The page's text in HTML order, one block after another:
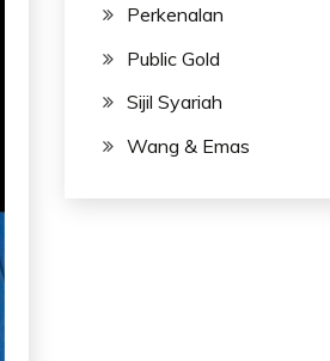
Perkenalan
Public Gold
Sijil Syariah
Wang & Emas